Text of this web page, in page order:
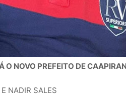
O NOVO PREFEITO DE
NADIR SALES